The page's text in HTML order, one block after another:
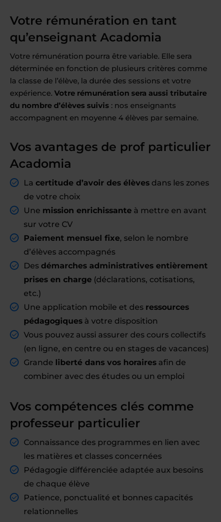
Votre rémunération en tant
qu’enseignant Acadomia
Votre rémunération pourra être variable. Elle sera
déterminée en fonction de plusieurs critères comme
la classe de l’élève, la durée des sessions et votre
expérience. Votre rémunération sera aussi tributaire
du nombre d’élèves suivis : nos enseignants
accompagnent en moyenne 4 élèves par semaine.
Vos avantages de prof particulier
Acadomia
La certitude d’avoir des élèves dans les zones
de votre choix
Une mission enrichissante à mettre en avant
sur votre CV
Paiement mensuel fixe, selon le nombre
d’élèves accompagnés
Des démarches administratives entièrement
prises en charge (déclarations, cotisations,
etc.)
Une application mobile et des ressources
pédagogiques à votre disposition
Vous pouvez aussi assurer des cours collectifs
(en ligne, en centre ou en stages de vacances)
Grande liberté dans vos horaires afin de
combiner avec des études ou un emploi
Vos compétences clés comme
professeur particulier
Connaissance des programmes en lien avec
les matières et classes concernées
Pédagogie différenciée adaptée aux besoins
de chaque élève
Patience, ponctualité et bonnes capacités
relationnelles